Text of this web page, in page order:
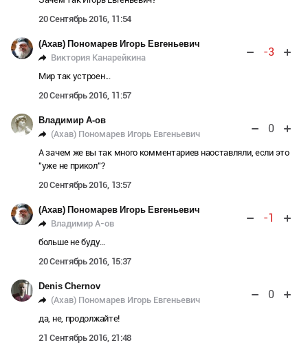
20 Сентябрь 2016, 11:54
(Ахав) Пономарев Игорь Евгеньевич
Виктория Канарейкина
-3
Мир так устроен...
20 Сентябрь 2016, 11:57
Владимир А-ов
(Ахав) Пономарев Игорь Евгеньевич
0
А зачем же вы так много комментариев наоставляли, если это
"уже не прикол"?
20 Сентябрь 2016, 13:57
(Ахав) Пономарев Игорь Евгеньевич
Владимир А-ов
-1
больше не буду...
20 Сентябрь 2016, 15:37
Denis Chernov
(Ахав) Пономарев Игорь Евгеньевич
0
да, не, продолжайте!
21 Сентябрь 2016, 21:48